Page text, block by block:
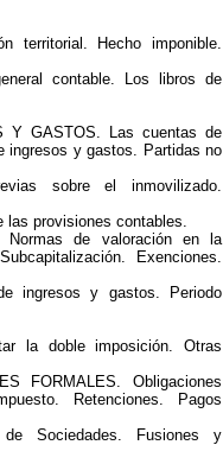
territorial. Hecho imponible.
contable. Los libros de
Y GASTOS. Las cuentas de
ingresos y gastos. Partidas no
sobre el inmovilizado.
las provisiones contables.
Normas de valoración en la
Exenciones.
ingresos y gastos. Periodo
la doble imposición. Otras
FORMALES. Obligaciones
Retenciones. Pagos
de Sociedades. Fusiones y